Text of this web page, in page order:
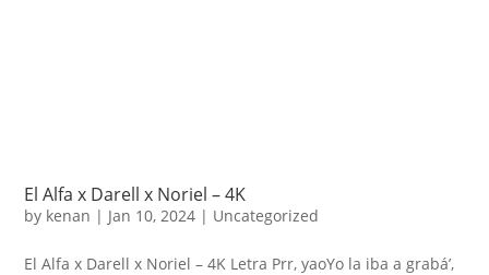
El Alfa x Darell x Noriel – 4K
by kenan | Jan 10, 2024 | Uncategorized
El Alfa x Darell x Noriel – 4K Letra Prr, yaoYo la iba a grabá’,